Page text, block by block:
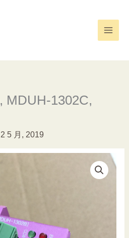
MDUH-1302C,
2 5 月, 2019